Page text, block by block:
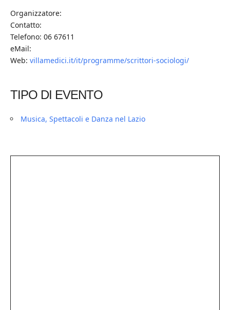
Organizzatore:
Contatto:
Telefono: 06 67611
eMail:
Web: villamedici.it/it/programme/scrittori-sociologi/
TIPO DI EVENTO
Musica, Spettacoli e Danza nel Lazio